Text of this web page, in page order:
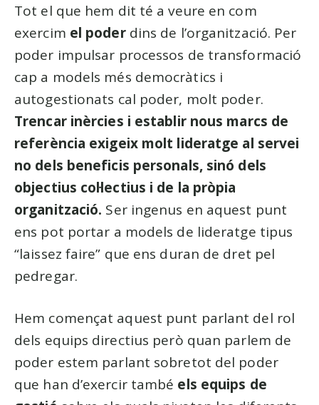
Tot el que hem dit té a veure en com
exercim el poderdins de l’organització. Per
poder impulsar processos de transformació
cap a models més democràtics i
autogestionats cal poder, molt poder.
Trencar inèrcies i establir nous marcs de
referència exigeix molt lideratge al servei
no dels beneficis personals, sinó dels
objectius col·lectius i de la pròpia
organització. Ser ingenus en aquest punt
ens pot portar a models de lideratge tipus
“laissez faire” que ens duran de dret pel
pedregar.
Hem començat aquest punt parlant del rol
dels equips directius però quan parlem de
poder estem parlant sobretot del poder
que han d’exercir també els equips de